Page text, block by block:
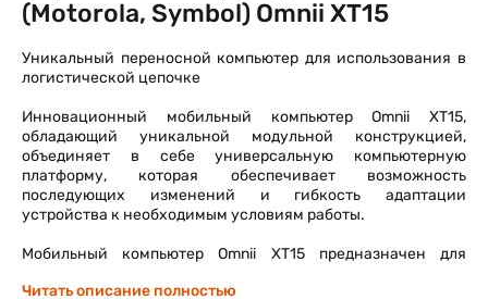
(Motorola, Symbol) Omnii XT15
Уникальный переносной компьютер для использования в
логистической цепочке
Инновационный мобильный компьютер Omnii XT15,
обладающий уникальной модульной конструкцией,
объединяет в себе универсальную компьютерную
платформу, которая обеспечивает возможность
последующих изменений и гибкость адаптации
устройства к необходимым условиям работы.
Мобильный компьютер Omnii XT15 предназначен для
Читать описание полностью